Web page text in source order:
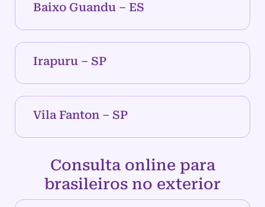
Baixo Guandu – ES
Irapuru – SP
Vila Fanton – SP
Consulta online para
brasileiros no exterior